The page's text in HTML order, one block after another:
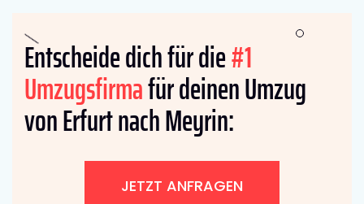
Entscheide dich für die#1
Umzugsfirmafür deinen Umzug
von Erfurt nach Meyrin:
JETZT ANFRAGEN